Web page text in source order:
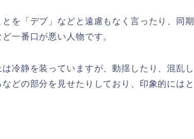
を「デブ」などと遠慮もなく言ったり、同期
一番口が悪い人物です。
冷静を装っていますが、動揺したり、混乱し
どの部分を見せたりしており、印象的にはと